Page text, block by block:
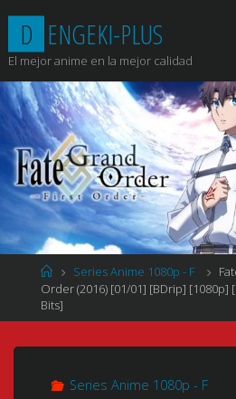
contenido
D ENGEKI-PLUS
El mejor anime en la mejor calidad
Página
de
Inicio
Series Anime 1080p - F
Order (2016) [01/01] [BDrip] [1080p]
Bits]
Series Anime 1080p - F